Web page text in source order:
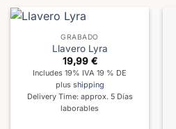
GRABADO
Llavero Lyra
19,99 €
Includes 19% IVA 19 % DE
plus shipping
Delivery Time: approx. 5 Días
laborables